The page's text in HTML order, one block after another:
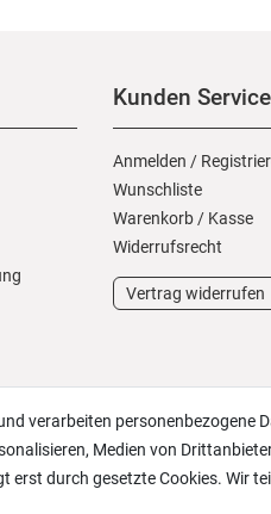
Kunden Service
Anmelden /
Wunschliste
Warenkorb / Kasse
Widerrufs­recht
Vertrag widerrufen
verarbeiten personenbezogene
Medien von
durch gesetzte Cookies. Wir